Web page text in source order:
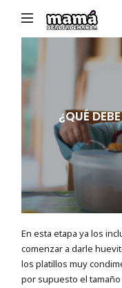
¿QUÉ
En esta etapa ya los
comenzar a darle
los platillos muy
por supuesto el